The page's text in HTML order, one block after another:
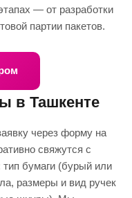
— от разработки
партии пакетов.
в Ташкенте
через форму на
свяжутся с
бумаги (бурый или
размеры и вид ручек